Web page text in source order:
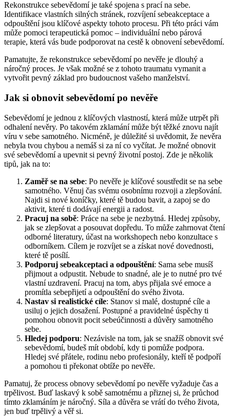
Rekonstrukce sebevědomí je také spojena s prací na sebe.
Identifikace vlastních silných stránek, rozvíjení sebeakceptace a
odpouštění jsou klíčové aspekty tohoto procesu. Při této práci vám
může pomoci terapeutická pomoc – individuální nebo párová
terapie, která vás bude podporovat na cestě k obnovení sebevědomí.
Pamatujte, že rekonstrukce sebevědomí po nevěře je dlouhý a
náročný proces. Je však možné se z tohoto traumatu vymanit a
vytvořit pevný základ pro budoucnost vašeho manželství.
Jak si obnovit sebevědomí po nevěře
Sebevědomí je jednou z klíčových vlastností, která může utrpět při
odhalení nevěry. Po takovém zklamání může být těžké znovu najít
víru v sebe samotného. Nicméně, je důležité si uvědomit, že nevěra
nebyla tvou chybou a nemáš si za ní co vyčítat. Je možné obnovit
své sebevědomí a upevnit si pevný životní postoj. Zde je několik
tipů, jak na to:
Zaměř se na sebe: Po nevěře je klíčové soustředit se na sebe
samotného. Věnuj čas svému osobnímu rozvoji a zlepšování.
Najdi si nové koníčky, které tě budou bavit, a zapoj se do
aktivit, které ti dodávají energii a radost.
Pracuj na sobě: Práce na sebe je nezbytná. Hledej způsoby,
jak se zlepšovat a posouvat dopředu. To může zahrnovat čtení
odborné literatury, účast na workshopech nebo konzultace s
odborníkem. Cílem je rozvíjet se a získat nové dovednosti,
které tě posílí.
Podporuj sebeakceptaci a odpouštění: Sama sebe musíš
přijmout a odpustit. Nebude to snadné, ale je to nutné pro tvé
vlastní uzdravení. Pracuj na tom, abys přijala své emoce a
promítla sebepřijetí a odpouštění do svého života.
Nastav si realistické cíle: Stanov si malé, dostupné cíle a
usiluj o jejich dosažení. Postupné a pravidelné úspěchy ti
pomohou obnovit pocit sebeúčinnosti a důvěry samotného
sebe.
Hledej podporu: Nezávisle na tom, jak se snažíš obnovit své
sebevědomí, budeš mít období, kdy ti pomůže podpora.
Hledej své přátele, rodinu nebo profesionály, kteří tě podpoří
a pomohou ti překonat obtíže po nevěře.
Pamatuj, že process obnovy sebevědomí po nevěře vyžaduje čas a
trpělivost. Buď laskavý k sobě samotnému a přiznej si, že průchod
tímto zklamáním je náročný. Síla a důvěra se vrátí do tvého života,
jen buď trpělivý a věř si.